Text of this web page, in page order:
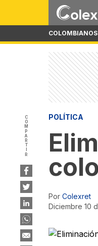
COMPARTIR POLÍTICA
Por Colexret
diciembre 10